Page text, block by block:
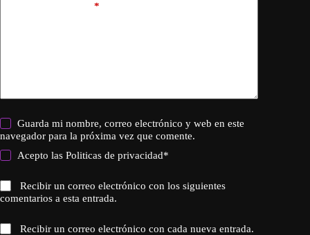
*
Guarda mi nombre, correo electrónico y web en este
navegador para la próxima vez que comente.
Acepto lasPoliticas de privacidad*
Recibir un correo electrónico con los siguientes
comentarios a esta entrada.
Recibir un correo electrónico con cada nueva entrada.